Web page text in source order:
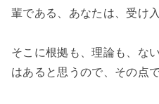
輩である、あなたは、受け
そこに根拠も、理論も、な
はあると思うので、その点